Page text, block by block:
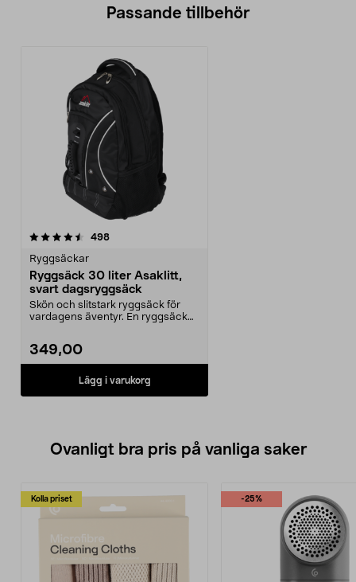
Passande tillbehör
498recensioner
Ryggsäckar
Ryggsäck 30 liter Asaklitt,
svart dagsryggsäck
Skön och slitstark ryggsäck för
vardagens äventyr. En ryggsäck
349,00
Lägg i varukorg
Ovanligt bra pris på vanliga saker
Kolla priset -25%